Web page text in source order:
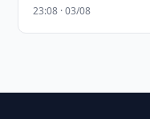
23:08 · 03/08